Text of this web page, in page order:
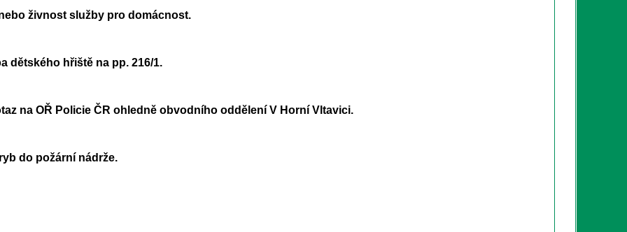
živnost služby pro domácnost.
dětského hřiště na pp. 216/1.
OŘ Policie ČR ohledně obvodního oddělení V Horní Vltavici.
do požární nádrže.